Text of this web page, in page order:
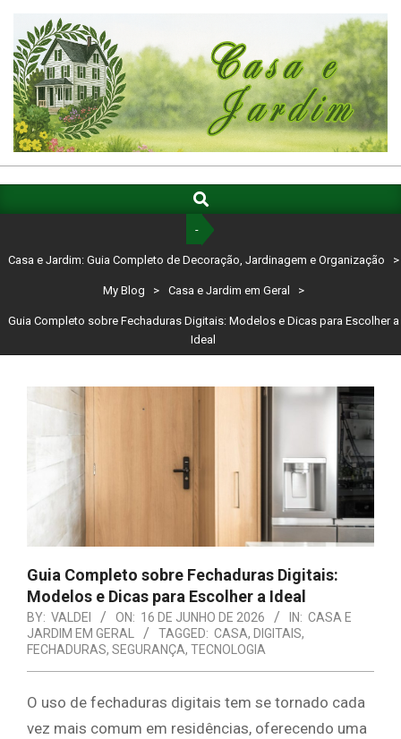
content
CASA
E
GUIA
COMPLETO
DE
DECORAÇÃO,
JARDINAGEM
ORGANIZAÇÃO
Navigation
Search
-
Casa e Jardim: Guia Completo de Decoração, Jardinagem e Organização >
My Blog > Casa e Jardim em Geral >
Guia Completo sobre Fechaduras Digitais: Modelos e Dicas para Escolher a
Ideal
Guia Completo sobre Fechaduras Digitais:
Modelos e Dicas para Escolher a Ideal
BY: VALDEI ON: 16 DE JUNHO DE 2026 IN: CASA E
JARDIM EM GERAL
TAGGED: CASA, DIGITAIS,
FECHADURAS, SEGURANÇA, TECNOLOGIA
O uso de fechaduras digitais tem se tornado cada
vez mais comum em residências, oferecendo uma